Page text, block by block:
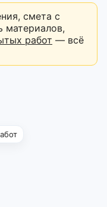
смета с
материалов,
работ — всё